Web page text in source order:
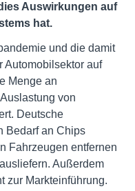
Auswirkungen auf
hat.
und die damit
Automobilsektor auf
Menge an
von
Deutsche
Bedarf an Chips
Fahrzeugen entfernen
Außerdem
zur Markteinführung.